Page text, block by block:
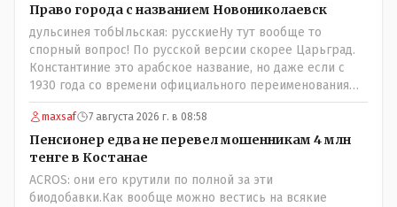
Право города с названием Новониколаевск
дульсинея тобЫльская: русскиеНу тут вообще то
спорный вопрос! По русской версии скорее Царьград.
Константиние это арабское название, но даже если с
1930 года со времени официального переименования
брать что можно назвать историческим названием
города? С 1930 уже тоже почти 100 лет прошло!
Сменилось несколько поколений ! Это просто
краеведческий факт и не более того!
maxsaf 7 августа 2026 г. в 08:58
Пенсионер едва не перевел мошенникам 4 млн
тенге в Костанае
ACROS: они его крутили по полной за эти
биодобавки.Как вообще можно вестись на всякие